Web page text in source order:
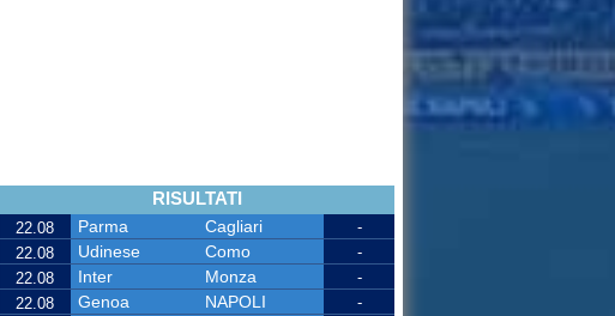
RISULTATI
22.08 Parma Cagliari
-
22.08
Udinese Como
-
22.08
Inter Monza
-
22.08
Genoa NAPOLI
-